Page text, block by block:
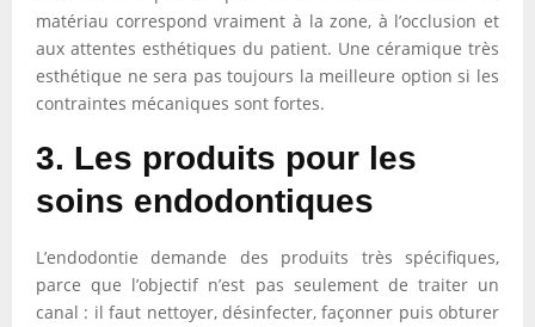
matériau correspond vraiment à la zone, à l’occlusion et
aux attentes esthétiques du patient. Une céramique très
esthétique ne sera pas toujours la meilleure option si les
contraintes mécaniques sont fortes.
3. Les produits pour les
soins endodontiques
L’endodontie demande des produits très spécifiques,
parce que l’objectif n’est pas seulement de traiter un
canal : il faut nettoyer, désinfecter, façonner puis obturer